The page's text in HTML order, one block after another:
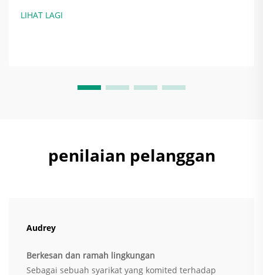
sebenarnya menjimatkan tenaga dengan menyesuaikan
LIHAT LAGI
penilaian pelanggan
Audrey
Berkesan dan ramah lingkungan
Sebagai sebuah syarikat yang komited terhadap